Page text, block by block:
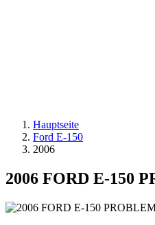
Hauptseite
Ford E-150
2006
2006 FORD E-150